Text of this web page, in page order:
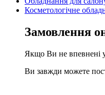
Косметологічне
Замовлення
Якщо Ви не впевнені у
Ви завжди можете